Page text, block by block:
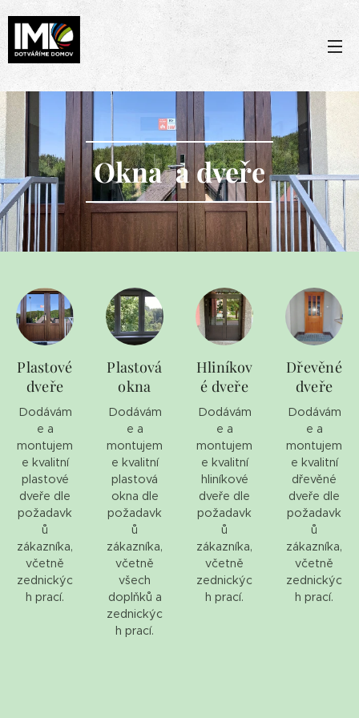
Okna a dveře
Plastové
dveře
Dodávám
e a
montujem
e kvalitní
plastové
dveře dle
požadavk
ů
zákazníka,
včetně
zednickýc
h prací.
Plastová
okna
Dodávám
e a
montujem
e kvalitní
plastová
okna dle
požadavk
ů
zákazníka,
včetně
všech
doplňků a
zednickýc
h prací.
Hliníkov
é dveře
Dodávám
e a
montujem
e kvalitní
hliníkové
dveře dle
požadavk
ů
zákazníka,
včetně
zednickýc
h prací.
Dřevěné
dveře
Dodávám
e a
montujem
e kvalitní
dřevěné
dveře dle
požadavk
ů
zákazníka,
včetně
zednickýc
h prací.